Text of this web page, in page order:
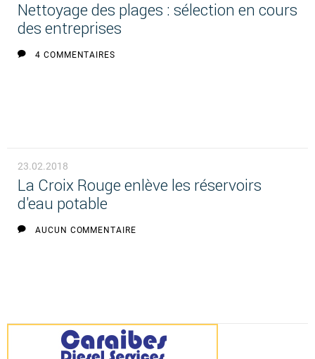
Nettoyage des plages : sélection en cours
des entreprises
4 COMMENTAIRES
23.02.2018
La Croix Rouge enlève les réservoirs
d'eau potable
AUCUN COMMENTAIRE